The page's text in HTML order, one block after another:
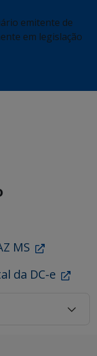
emitente de
em legislação
MS
da DC-e